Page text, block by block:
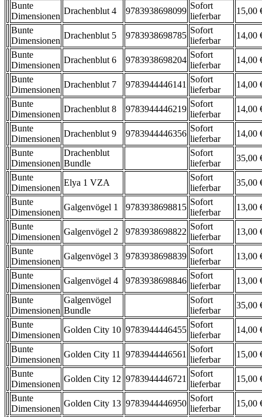
Bunte
Dimensionen
Drachenblut 4 9783938698099
Sofort
lieferbar
15,00
Bunte
Dimensionen
Drachenblut 5 9783938698785
Sofort
lieferbar
14,00
Bunte
Dimensionen
Drachenblut 6 9783938698204
Sofort
lieferbar
14,00
Bunte
Dimensionen
Drachenblut 7 9783944446141
Sofort
lieferbar
14,00
Bunte
Dimensionen
Drachenblut 8 9783944446219
Sofort
lieferbar
14,00
Bunte
Dimensionen
Drachenblut 9 9783944446356
Sofort
lieferbar
14,00
Bunte
Dimensionen
Drachenblut
Bundle
Sofort
lieferbar
35,00
Bunte
Dimensionen
Elya 1 VZA
Sofort
lieferbar
35,00
Bunte
Dimensionen
Galgenvögel 1 9783938698815
Sofort
lieferbar
13,00
Bunte
Dimensionen
Galgenvögel 2 9783938698822
Sofort
lieferbar
13,00
Bunte
Dimensionen
Galgenvögel 3 9783938698839
Sofort
lieferbar
13,00
Bunte
Dimensionen
Galgenvögel 4 9783938698846
Sofort
lieferbar
13,00
Bunte
Dimensionen
Galgenvögel
Bundle
Sofort
lieferbar
35,00
Bunte
Dimensionen
Golden City 10 9783944446455
Sofort
lieferbar
14,00
Bunte
Dimensionen
Golden City 11 9783944446561
Sofort
lieferbar
15,00
Bunte
Dimensionen
Golden City 12 9783944446721
Sofort
lieferbar
15,00
Bunte
Dimensionen
Golden City 13 9783944446950
Sofort
lieferbar
15,00